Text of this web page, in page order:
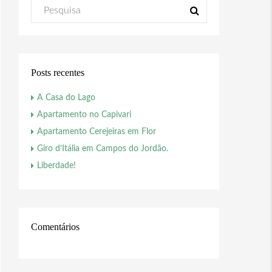
Posts recentes
A Casa do Lago
Apartamento no Capivari
Apartamento Cerejeiras em Flor
Giro d’Itália em Campos do Jordão.
Liberdade!
Comentários